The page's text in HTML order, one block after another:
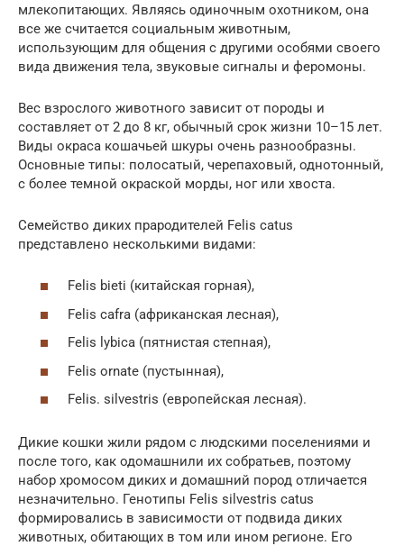
млекопитающих. Являясь одиночным охотником, она
все же считается социальным животным,
использующим для общения с другими особями своего
вида движения тела, звуковые сигналы и феромоны.
Вес взрослого животного зависит от породы и
составляет от 2 до 8 кг, обычный срок жизни 10–15 лет.
Виды окраса кошачьей шкуры очень разнообразны.
Основные типы: полосатый, черепаховый, однотонный,
с более темной окраской морды, ног или хвоста.
Семейство диких прародителей Felis catus
представлено несколькими видами:
Felis bieti (китайская горная),
Felis cafra (африканская лесная),
Felis lybica (пятнистая степная),
Felis ornate (пустынная),
Felis. silvestris (европейская лесная).
Дикие кошки жили рядом с людскими поселениями и
после того, как одомашнили их собратьев, поэтому
набор хромосом диких и домашний пород отличается
незначительно. Генотипы Felis silvestris catus
формировались в зависимости от подвида диких
животных, обитающих в том или ином регионе. Его